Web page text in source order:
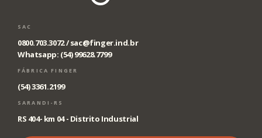
SAC
0800.703.3072 /sac@finger.ind.br
Whatsapp: (54) 99628.7799
FÁBRICA FINGER
(54) 3361.2199
SARANDI-RS
RS 404- km 04 - Distrito Industrial